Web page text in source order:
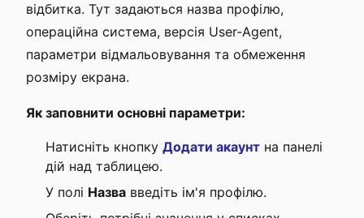
відбитка. Тут задаються назва профілю,
операційна система, версія User-Agent,
параметри відмальовування та обмеження
розміру екрана.
Як заповнити основні параметри:
Натисніть кнопку Додати акаунт на панелі
дій над таблицею.
У полі Назва введіть ім'я профілю.